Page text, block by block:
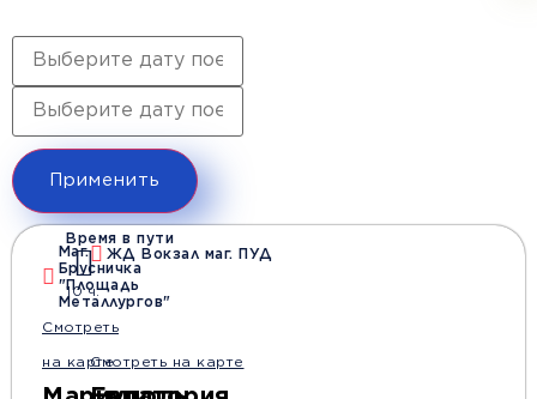
Применить
Маг.
Брусничка
"Площадь
Металлургов"
Смотреть
на карте
Время в пути
10 ч.
ЖД Вокзал маг. ПУД
Смотреть на карте